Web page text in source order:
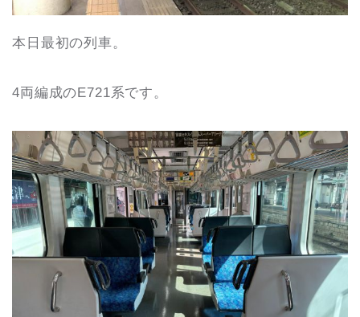
本日最初の列車。
4両編成のE721系です。